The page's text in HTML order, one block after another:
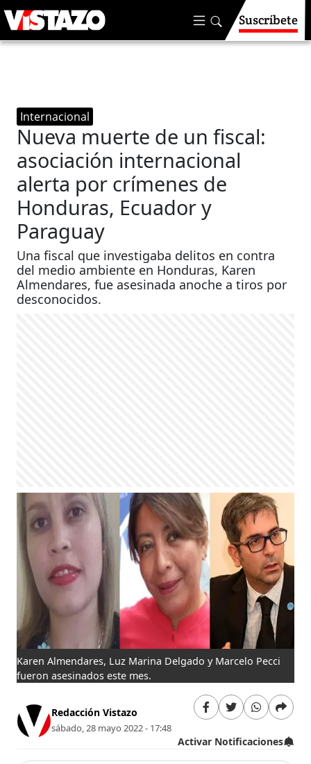
Suscríbete
Internacional
Nueva muerte de un fiscal:
asociación internacional
alerta por crímenes de
Honduras, Ecuador y
Paraguay
Una fiscal que investigaba delitos en contra
del medio ambiente en Honduras, Karen
Almendares, fue asesinada anoche a tiros por
desconocidos.
Karen Almendares, Luz Marina Delgado y Marcelo Pecci
fueron asesinados este mes.
Redacción Vistazo
sábado, 28 mayo 2022 - 17:48
Activar Notificaciones